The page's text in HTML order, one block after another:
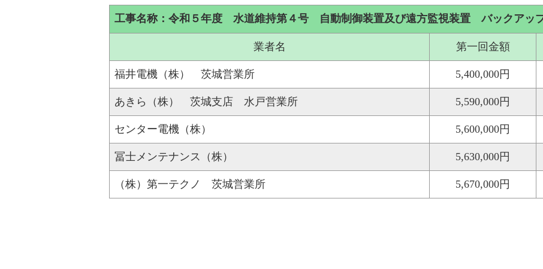
工事名称：令和５年度 水道維持第４号 自動制御装置及び遠方監視装置 バックアッ
業者名 第一回金額
福井電機（株） 茨城営業所 5,400,000円
あきら（株） 茨城支店 水戸営業所 5,590,000円
センター電機（株） 5,600,000円
冨士メンテナンス（株） 5,630,000円
（株）第一テクノ 茨城営業所 5,670,000円